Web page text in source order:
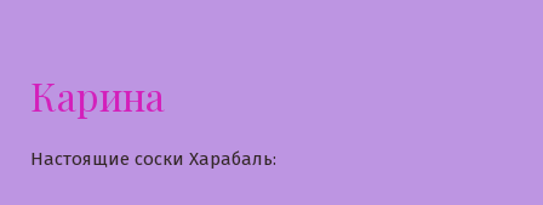
Карина
Настоящие соски Харабаль: